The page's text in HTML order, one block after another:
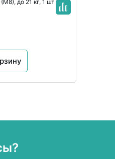
до 21 кг, 1 шт